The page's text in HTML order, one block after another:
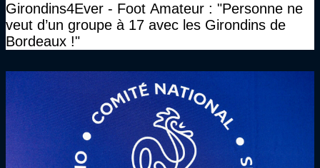
Girondins4Ever - Foot Amateur : "Personne ne
veut d’un groupe à 17 avec les Girondins de
Bordeaux !"